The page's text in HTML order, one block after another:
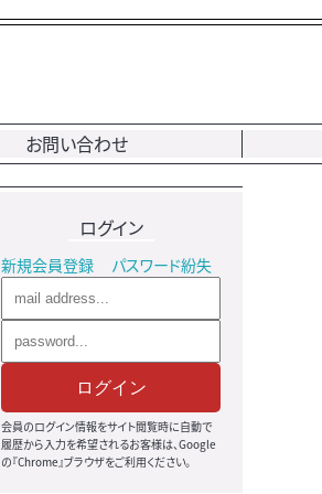
お問い合わせ
ログイン
新規会員登録 パスワード紛失
ログイン
会員のログイン情報をサイト閲覧時に自動で
履歴から入力を希望されるお客様は、Google
の『Chrome』ブラウザをご利用ください。